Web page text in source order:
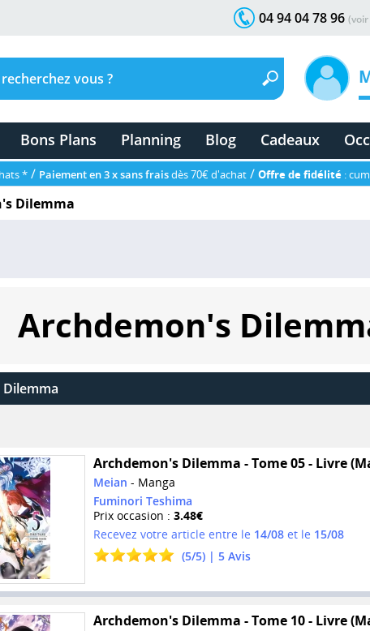
04 94 04 78 96
Bons Plans Planning Blog Cadeaux
* / Paiement en 3 x sans fraisdès 70€ d'achat / Offre de fidélité :
Dilemma
Archdemon's
Archdemon's Dilemma - Tome 05 - Livre
Meian - Manga
Fuminori Teshima
Prix occasion : 3.48€
Recevez votre article entre le 14/08et le 15/08
(5/5) | 5Avis
Archdemon's Dilemma - Tome 10 - Livre